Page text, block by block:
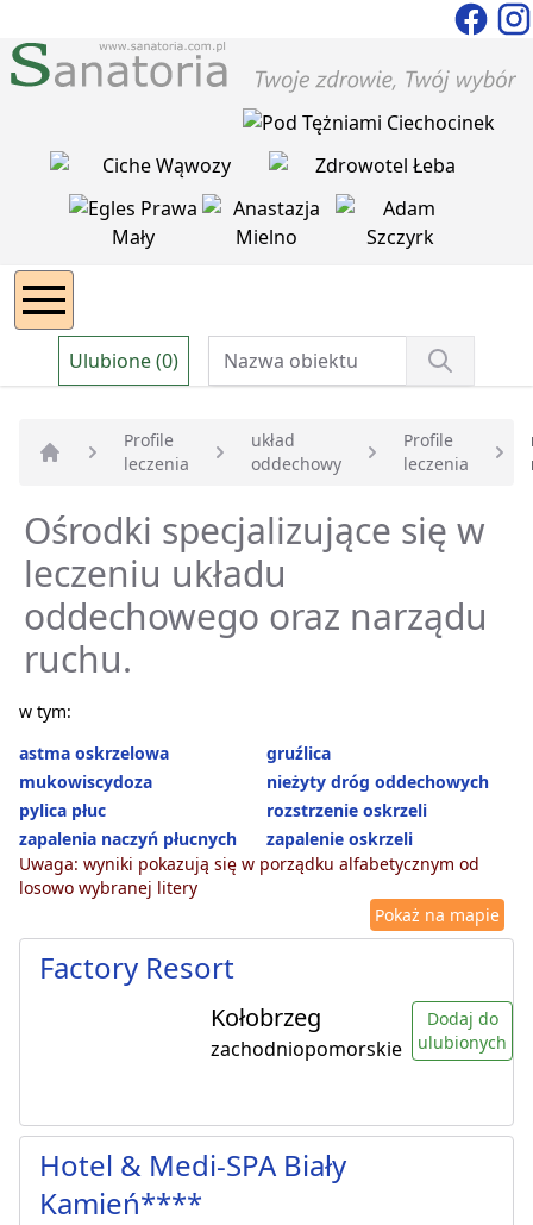
Ulubione (0)
Strona główna
Profile
leczenia
układ
oddechowy
Profile
leczenia
Ośrodki specjalizujące się w
leczeniu układu
oddechowego oraz narządu
ruchu.
w tym:
astma oskrzelowa
gruźlica
mukowiscydoza
nieżyty dróg oddechowych
pylica płuc
rozstrzenie oskrzeli
zapalenia naczyń płucnych
zapalenie oskrzeli
Uwaga: wyniki pokazują się w porządku alfabetycznym od
losowo wybranej litery
Pokaż na mapie
Factory Resort
Kołobrzeg
zachodniopomorskie
Dodaj do
ulubionych
Hotel & Medi-SPA Biały
Kamień****